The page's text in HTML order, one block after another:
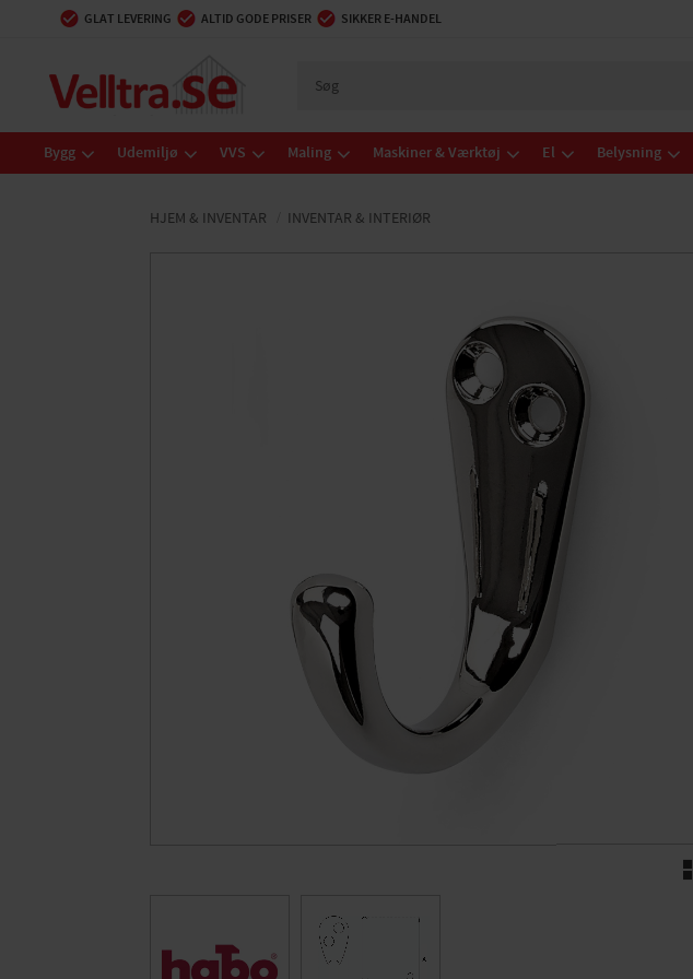
GLAT LEVERING ALTID GODE PRISER SIKKER E-HANDEL
Bygg Udemiljø VVS Maling Maskiner & Værktøj El Belysning
HJEM & INVENTAR INVENTAR & INTERIØR